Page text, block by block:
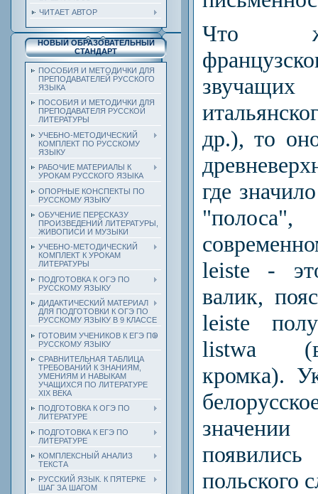
ЧИТАЕТ АВТОР
НОВЫЙ ОБРАЗОВАТЕЛЬНЫЙ
СТАНДАРТ
ПОСОБИЯ И МЕТОДИЧКИ ДЛЯ
ПРЕПОДАВАТЕЛЕЙ РУССКОГО
ЯЗЫКА
ПОСОБИЯ И МЕТОДИЧКИ ДЛЯ
ПРЕПОДАВАТЕЛЯ РУССКОЙ
ЛИТЕРАТУРЫ
УЧЕБНО-МЕТОДИЧЕСКИЙ
КОМПЛЕКТ ПО РУССКОМУ
ЯЗЫКУ
РАБОЧИЕ МАТЕРИАЛЫ К
УРОКАМ РУССКОГО ЯЗЫКА
ОПОРНЫЕ КОНСПЕКТЫ ПО
РУССКОМУ ЯЗЫКУ
ОБУЧЕНИЕ ПЕРЕСКАЗУ
ПРОИЗВЕДЕНИЙ ЛИТЕРАТУРЫ,
ЖИВОПИСИ И МУЗЫКИ
УЧЕБНО-МЕТОДИЧЕСКИЙ
КОМПЛЕКТ К УРОКАМ
ЛИТЕРАТУРЫ
ПОДГОТОВКА К ОГЭ ПО
РУССКОМУ ЯЗЫКУ
ДИДАКТИЧЕСКИЙ МАТЕРИАЛ
ДЛЯ ПОДГОТОВКИ К ОГЭ ПО
РУССКОМУ ЯЗЫКУ В 9 КЛАССЕ
ГОТОВИМ УЧЕНИКОВ К ЕГЭ ПО
РУССКОМУ ЯЗЫКУ
СРАВНИТЕЛЬНАЯ ТАБЛИЦА
ТРЕБОВАНИЙ К ЗНАНИЯМ,
УМЕНИЯМ И НАВЫКАМ
УЧАЩИХСЯ ПО ЛИТЕРАТУРЕ
ХIХ ВЕКА
ПОДГОТОВКА К ОГЭ ПО
ЛИТЕРАТУРЕ
ПОДГОТОВКА К ЕГЭ ПО
ЛИТЕРАТУРЕ
КОМПЛЕКСНЫЙ АНАЛИЗ
ТЕКСТА
РУССКИЙ ЯЗЫК. К ПЯТЕРКЕ
ШАГ ЗА ШАГОМ
Что
др.), то
где
leiste -
валик,
leiste
listwa
кромка).
польского